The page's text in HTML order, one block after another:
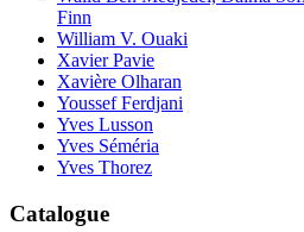
Finn
William V. Ouaki
Xavier Pavie
Xavière Olharan
Youssef Ferdjani
Yves Lusson
Yves Séméria
Yves Thorez
Catalogue